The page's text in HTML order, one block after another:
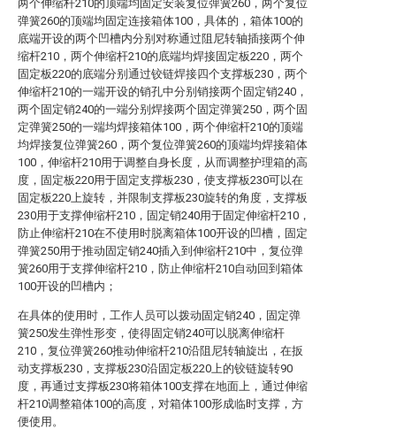
两个伸缩杆210的顶端均固定安装复位弹簧260，两个复位
弹簧260的顶端均固定连接箱体100，具体的，箱体100的
底端开设的两个凹槽内分别对称通过阻尼转轴插接两个伸
缩杆210，两个伸缩杆210的底端均焊接固定板220，两个
固定板220的底端分别通过铰链焊接四个支撑板230，两个
伸缩杆210的一端开设的销孔中分别销接两个固定销240，
两个固定销240的一端分别焊接两个固定弹簧250，两个固
定弹簧250的一端均焊接箱体100，两个伸缩杆210的顶端
均焊接复位弹簧260，两个复位弹簧260的顶端均焊接箱体
100，伸缩杆210用于调整自身长度，从而调整护理箱的高
度，固定板220用于固定支撑板230，使支撑板230可以在
固定板220上旋转，并限制支撑板230旋转的角度，支撑板
230用于支撑伸缩杆210，固定销240用于固定伸缩杆210，
防止伸缩杆210在不使用时脱离箱体100开设的凹槽，固定
弹簧250用于推动固定销240插入到伸缩杆210中，复位弹
簧260用于支撑伸缩杆210，防止伸缩杆210自动回到箱体
100开设的凹槽内；
在具体的使用时，工作人员可以拨动固定销240，固定弹
簧250发生弹性形变，使得固定销240可以脱离伸缩杆
210，复位弹簧260推动伸缩杆210沿阻尼转轴旋出，在扳
动支撑板230，支撑板230沿固定板220上的铰链旋转90
度，再通过支撑板230将箱体100支撑在地面上，通过伸缩
杆210调整箱体100的高度，对箱体100形成临时支撑，方
便使用。